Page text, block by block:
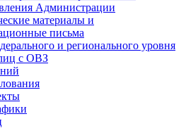
Администрации
материалы и
письма
и регионального уровня
с ОВЗ